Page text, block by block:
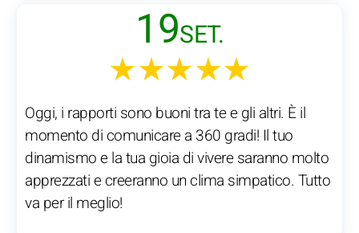
19SET.
★★★★★
Oggi, i rapporti sono buoni tra te e gli altri. È il
momento di comunicare a 360 gradi! Il tuo
dinamismo e la tua gioia di vivere saranno molto
apprezzati e creeranno un clima simpatico. Tutto
va per il meglio!